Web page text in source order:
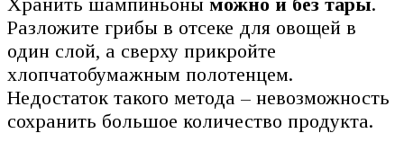
Разложите грибы в отсеке для овощей в
один слой, а сверху прикройте
хлопчатобумажным полотенцем.
Недостаток такого метода – невозможность
сохранить большое количество продукта.